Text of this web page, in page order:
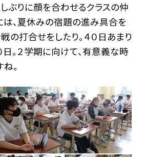
ぶりに顔を合わせるクラスの仲
は、夏休みの宿題の進み具合を
の打合せをしたり。４０日あまり
。２学期に向けて、有意義な時
。